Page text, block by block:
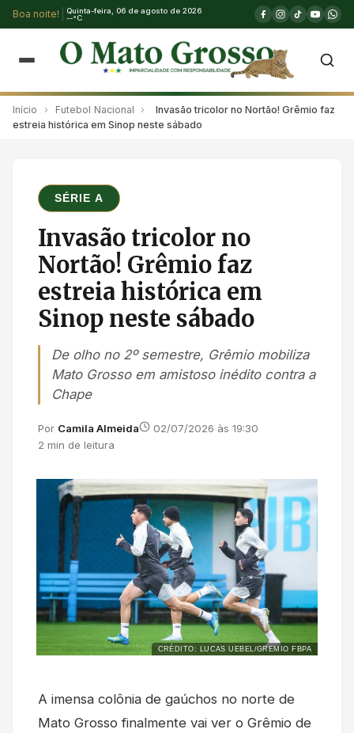
Boa noite!
Quinta-feira, 06 de agosto de 2026
--°C
Início › Futebol Nacional ›
Invasão tricolor no Nortão! Grêmio faz
estreia histórica em Sinop neste sábado
SÉRIE A
Invasão tricolor no
Nortão! Grêmio faz
estreia histórica em
Sinop neste sábado
De olho no 2º semestre, Grêmio mobiliza
Mato Grosso em amistoso inédito contra a
Chape
Por Camila Almeida
02/07/2026 às 19:30
2 min de leitura
CRÉDITO: LUCAS UEBEL/GREMIO FBPA
A imensa colônia de gaúchos no norte de
Mato Grosso finalmente vai ver o Grêmio de